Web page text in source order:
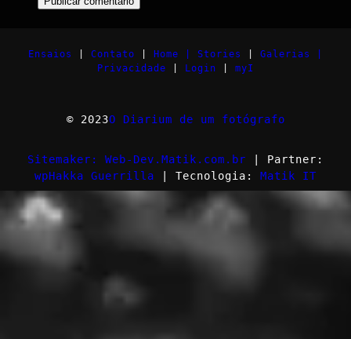
Ensaios Contato Home | Stories
Galerias |
Privacidade
Login myI
© 2023O Diarium de um fotógrafo
Sitemaker: Web-Dev.Matik.com.br | Partner:
wpHakka Guerrilla | Tecnologia: Matik IT